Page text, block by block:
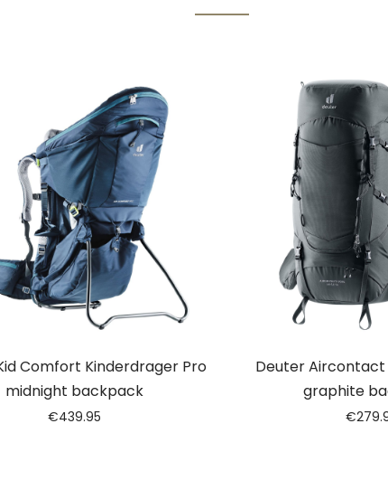
Comfort Kinderdrager Pro
midnight backpack
€439.95
Deuter Aircontact
graphite
€